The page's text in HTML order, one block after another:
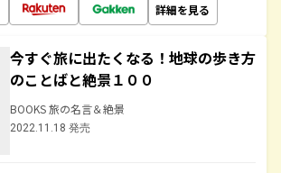
詳細を見る
今すぐ旅に出たくなる！地球の歩き方
のことばと絶景１００
BOOKS 旅の名言＆絶景
2022.11.18 発売